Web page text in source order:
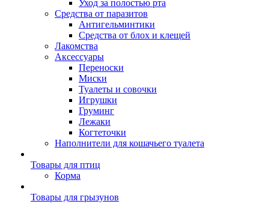
Уход за полостью рта
Средства от паразитов
Антигельминтики
Средства от блох и клещей
Лакомства
Аксессуары
Переноски
Миски
Туалеты и совочки
Игрушки
Груминг
Лежаки
Когтеточки
Наполнители для кошачьего туалета
Товары для птиц
Корма
Товары для грызунов